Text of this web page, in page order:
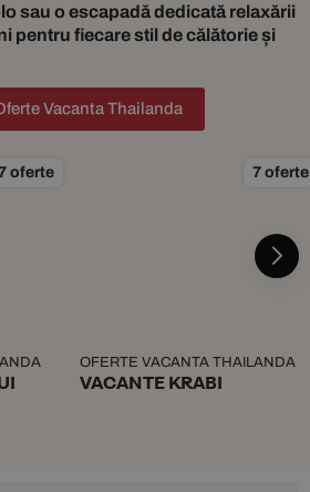
sau o escapadă dedicată relaxării
pentru fiecare stil de călătorie și
Vacanta Thailanda
oferte 7 oferte
OFERTE VACANTA THAILANDA
VACANTE KRABI